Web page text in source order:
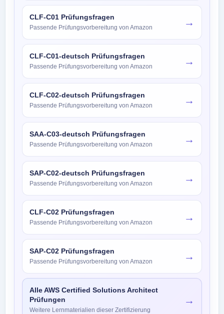
CLF-C01 Prüfungsfragen
Passende Prüfungsvorbereitung von Amazon →
CLF-C01-deutsch Prüfungsfragen
Passende Prüfungsvorbereitung von Amazon →
CLF-C02-deutsch Prüfungsfragen
Passende Prüfungsvorbereitung von Amazon →
SAA-C03-deutsch Prüfungsfragen
Passende Prüfungsvorbereitung von Amazon →
SAP-C02-deutsch Prüfungsfragen
Passende Prüfungsvorbereitung von Amazon →
CLF-C02 Prüfungsfragen
Passende Prüfungsvorbereitung von Amazon →
SAP-C02 Prüfungsfragen
Passende Prüfungsvorbereitung von Amazon →
Alle AWS Certified Solutions Architect
Prüfungen
Weitere Lernmaterialien dieser Zertifizierung
→